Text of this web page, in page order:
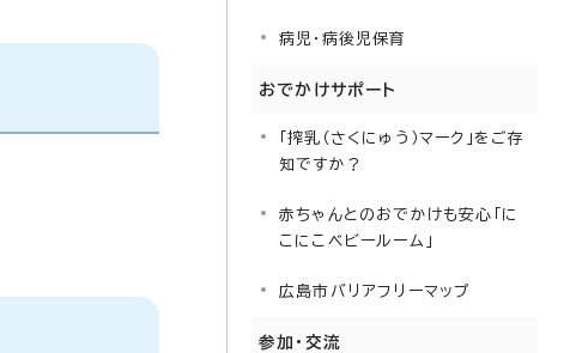
病児・病後児保育
おでかけサポート
「搾乳（さくにゅう）マーク」をご存
知ですか？
赤ちゃんとのおでかけも安心「に
こにこベビールーム」
広島市バリアフリーマップ
参加・交流